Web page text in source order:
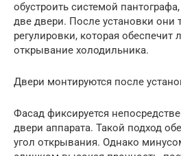
обустроить системой
две двери. После установки они
регулировки, которая обеспечит
открывание холодильника.
Двери монтируются после
Фасад фиксируется
двери аппарата. Такой подход
угол открывания. Однако